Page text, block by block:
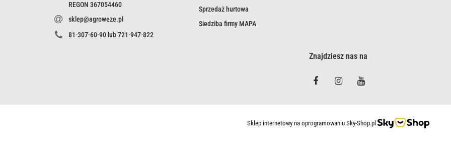
REGON 367054460
sklep@agroweze.pl
81-307-60-90 lub 721-947-822
Sprzedaż hurtowa
Siedziba firmy MAPA
Znajdziesz nas na
Sklep internetowy na oprogramowaniu Sky-Shop.pl